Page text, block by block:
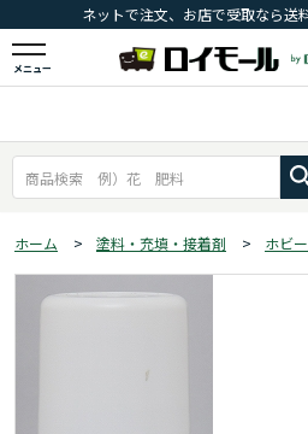
ネットで注文、お店で受取なら送
メニュー
ホーム > 塗料・充填・接着剤 > ホビ